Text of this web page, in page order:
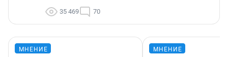
35 469 70
МНЕНИЕ МНЕНИЕ